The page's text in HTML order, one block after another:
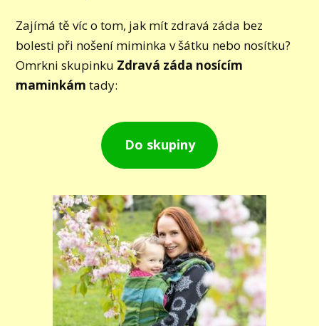
Zajímá tě víc o tom, jak mít zdravá záda bez
bolesti při nošení miminka v šátku nebo nosítku?
Omrkni skupinku Zdravá záda nosícím
maminkám tady:
Do skupiny